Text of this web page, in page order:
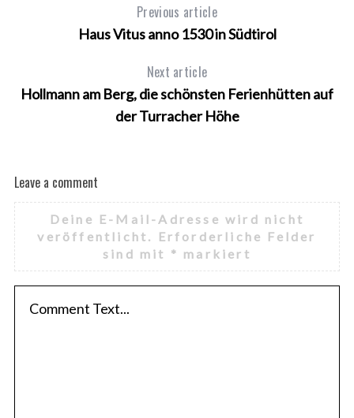
Previous article
Haus Vitus anno 1530 in Südtirol
Next article
Hollmann am Berg, die schönsten Ferienhütten auf
der Turracher Höhe
Leave a comment
Deine E-Mail-Adresse wird nicht
veröffentlicht.
Erforderliche Felder
sind mit * markiert